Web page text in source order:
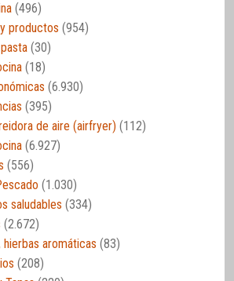
(496)
productos (954)
(30)
(18)
(6.930)
(395)
de aire (airfryer) (112)
(6.927)
(556)
(1.030)
saludables (334)
(2.672)
hierbas aromáticas (83)
(208)